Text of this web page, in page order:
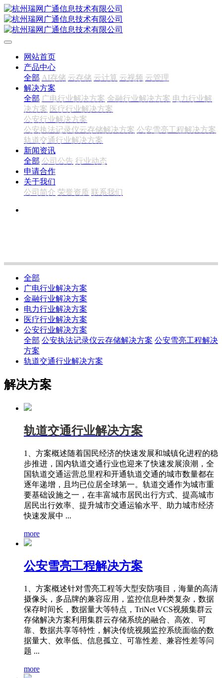
网站首页
产品中心
全部 AI存储 云存储 云计算 云视频 云管理
解决方案
全部 广电行业解决方案 金融行业解决方案 电力行业解
决方案 医疗行业解决方案
公安行业解决方案
公安执法记录仪云存储解决方案 公安雪亮工程解决方案
轨道交通行业解决方案
新闻资讯
全部 公司公告 行业动态
申请合作
关于我们
公司简介 荣誉资质 联系我们
全部
广电行业解决方案
金融行业解决方案
电力行业解决方案
医疗行业解决方案
公安行业解决方案
全部 公安执法记录仪云存储解决方案 公安雪亮工程解决
方案
轨道交通行业解决方案
解决方案
轨道交通行业解决方案
1、方案概述随着国民经济的快速发展和城镇化进程的稳
步推进，国内轨道交通行业也迎来了快速发展浪潮，全
国轨道交通运营总里程和开通轨道交通的城市数量都在
逐年递增，且均已位居全球第一。轨道交通作为城市重
要基础设施之一，在丰富城市居民出行方式、提高城市
居民出行效率、提升城市交通运输水平、助力城市经济
快速发展中 ...
more
公安雪亮工程解决方案
1、方案概述针对雪亮工程等大型安防项目，海量的高清
摄像头，多品牌的兼容应用，监控信息种类复杂，数据
保存时间长，数据量大等特点，TriNet VCS视频集群云
存储解决方案利用集群云存储系统的融合、高效、可
靠、数据共享等特性，解决传统视频监控系统面临的数
据量大、效率低、信息孤立、可靠性差、兼容性差等问
题 ...
more